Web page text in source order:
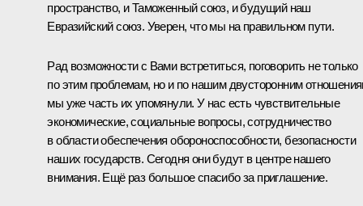
пространство, и Таможенный союз, и будущий наш
Евразийский союз. Уверен, что мы на правильном пути.
Рад возможности с Вами встретиться, поговорить не только
по этим проблемам, но и по нашим двусторонним
мы уже часть их упомянули. У нас есть чувствительные
экономические, социальные вопросы, сотрудничество
в области обеспечения обороноспособности, безопасности
наших государств. Сегодня они будут в центре нашего
внимания. Ещё раз большое спасибо за приглашение.